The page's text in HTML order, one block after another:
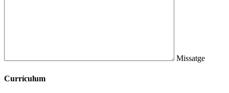
Missatge
Currículum